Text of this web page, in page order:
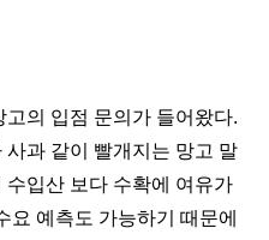
의 입점 문의가 들어왔다.
과 같이 빨개지는 망고 말
입산 보다 수확에 여유가
요 예측도 가능하기 때문에